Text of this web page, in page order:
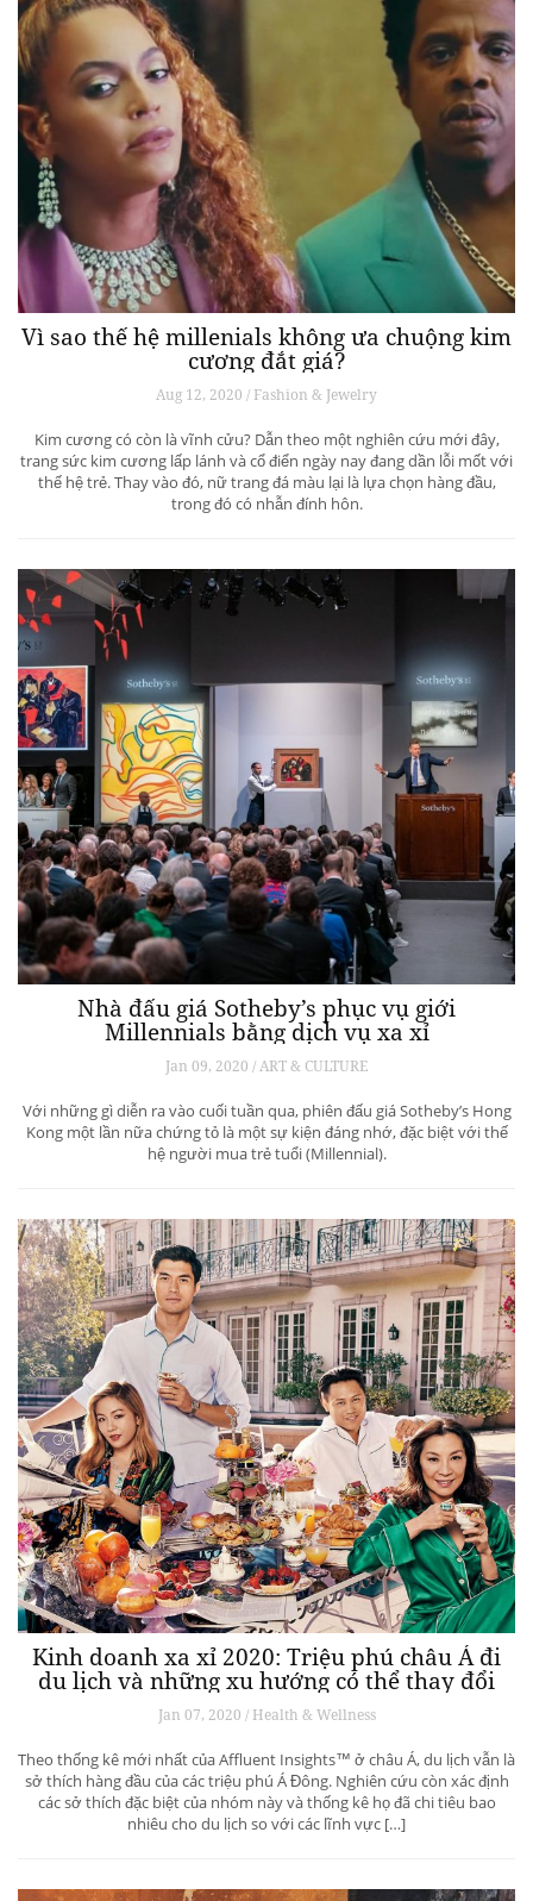
Vì sao thế hệ millenials không ưa chuộng kim
cương đắt giá?
Aug 12, 2020 / Fashion & Jewelry
Kim cương có còn là vĩnh cửu? Dẫn theo một nghiên cứu mới đây,
trang sức kim cương lấp lánh và cổ điển ngày nay đang dần lỗi mốt với
thế hệ trẻ. Thay vào đó, nữ trang đá màu lại là lựa chọn hàng đầu,
trong đó có nhẫn đính hôn.
Nhà đấu giá Sotheby’s phục vụ giới
Millennials bằng dịch vụ xa xỉ
Jan 09, 2020 / ART & CULTURE
Với những gì diễn ra vào cuối tuần qua, phiên đấu giá Sotheby’s Hong
Kong một lần nữa chứng tỏ là một sự kiện đáng nhớ, đặc biệt với thế
hệ người mua trẻ tuổi (Millennial).
Kinh doanh xa xỉ 2020: Triệu phú châu Á đi
du lịch và những xu hướng có thể thay đổi
ngành du lịch thượng lưu
Jan 07, 2020 / Health & Wellness
Theo thống kê mới nhất của Affluent Insights™ ở châu Á, du lịch vẫn là
sở thích hàng đầu của các triệu phú Á Đông. Nghiên cứu còn xác định
các sở thích đặc biệt của nhóm này và thống kê họ đã chi tiêu bao
nhiêu cho du lịch so với các lĩnh vực […]